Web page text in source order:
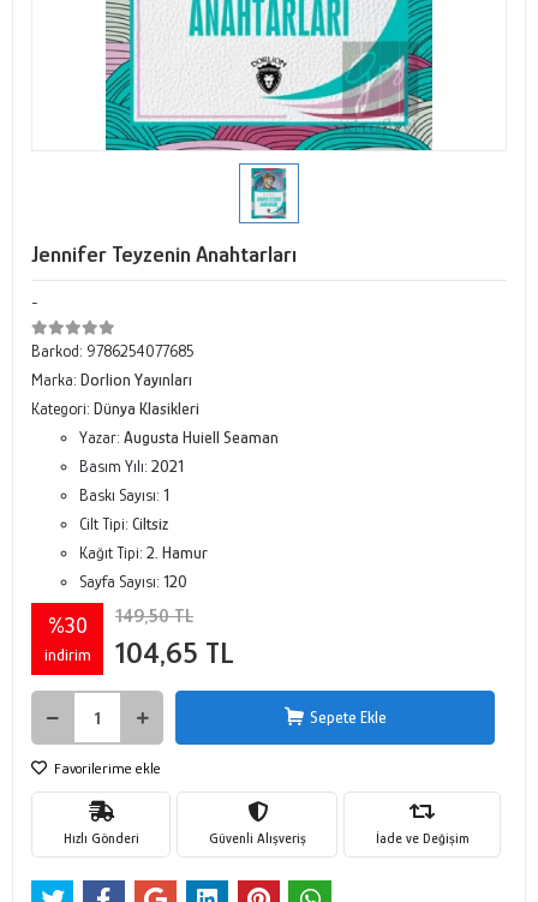
Jennifer Teyzenin Anahtarları
-
Barkod: 9786254077685
Marka: Dorlion Yayınları
Kategori: Dünya Klasikleri
Yazar: Augusta Huiell Seaman
Basım Yılı: 2021
Baskı Sayısı: 1
Cilt Tipi: Ciltsiz
Kağıt Tipi: 2. Hamur
Sayfa Sayısı: 120
%30
indirim
149,50 TL
104,65 TL
Sepete Ekle
Favorilerime ekle
Hızlı Gönderi Güvenli Alışveriş İade ve Değişim